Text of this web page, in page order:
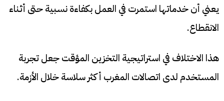
يعني أن خدماتها استمرت في العمل بكفاءة نسبية حتى أثناء
الانقطاع.
هذا الاختلاف في استراتيجية التخزين المؤقت جعل تجربة
المستخدم لدى اتصالات المغرب أكثر سلاسة خلال الأزمة.